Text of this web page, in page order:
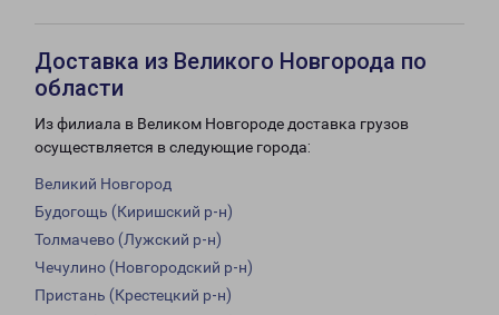
Доставка из Великого Новгорода по
области
Из филиала в Великом Новгороде доставка грузов
осуществляется в следующие города:
Великий Новгород
Будогощь (Киришский р-н)
Толмачево (Лужский р-н)
Чечулино (Новгородский р-н)
Пристань (Крестецкий р-н)